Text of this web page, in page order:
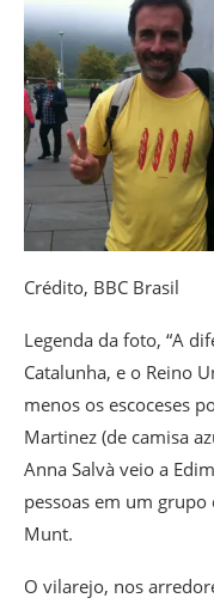
Crédito, BBC Brasil
Legenda da foto, “A
Catalunha, e o Reino
menos os escoceses
Martinez (de camisa
Anna Salvà veio a
pessoas em um
Munt.
O vilarejo, nos